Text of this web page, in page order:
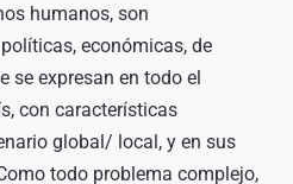
humanos, son
económicas, de
se expresan en todo el
con características
global/ local, y en sus
todo problema complejo,